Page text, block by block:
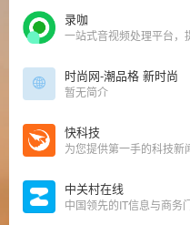
录咖
时尚网-潮品格 新时尚
暂无简介
快科技
为您提供第一手的科技新
中关村在线
中国领先的IT信息与商务